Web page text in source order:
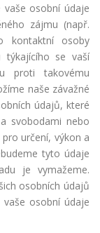
vaše osobní údaje
zájmu (např.
kontaktní osoby
týkajícího se vaší
proti takovému
naše závažné
údajů, které
svobodami nebo
určení, výkon a
tyto údaje
je vymažeme.
osobních údajů
osobní údaje